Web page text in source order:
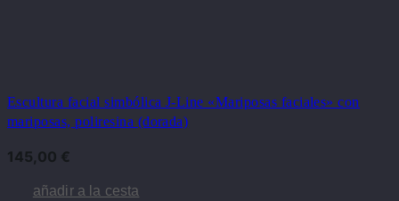
Escultura facial simbólica J-Line «Mariposas faciales» con
mariposas, poliresina (dorada)
145,00 €
añadir a la cesta